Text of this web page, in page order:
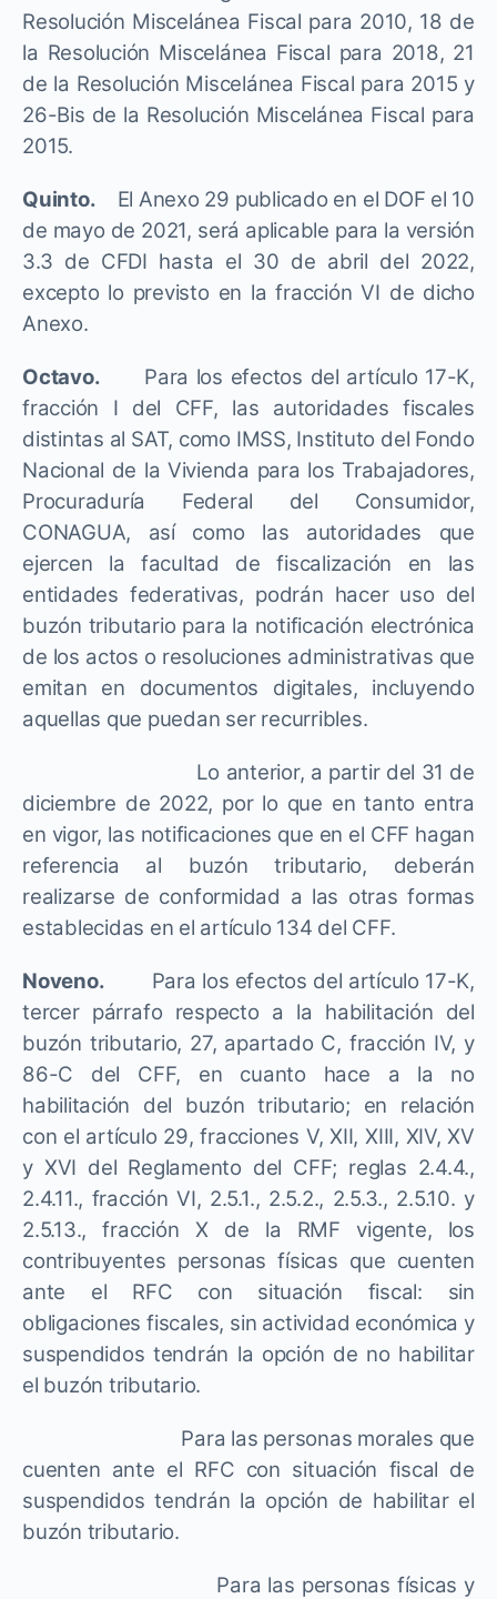
Resolución Miscelánea Fiscal para 2010, 18 de
la Resolución Miscelánea Fiscal para 2018, 21
de la Resolución Miscelánea Fiscal para 2015 y
26-Bis de la Resolución Miscelánea Fiscal para
2015.
Quinto. El Anexo 29 publicado en el DOF el 10
de mayo de 2021, será aplicable para la versión
3.3 de CFDI hasta el 30 de abril del 2022,
excepto lo previsto en la fracción VI de dicho
Anexo.
Octavo. Para los efectos del artículo 17-K,
fracción I del CFF, las autoridades fiscales
distintas al SAT, como IMSS, Instituto del Fondo
Nacional de la Vivienda para los Trabajadores,
Procuraduría Federal del Consumidor,
CONAGUA, así como las autoridades que
ejercen la facultad de fiscalización en las
entidades federativas, podrán hacer uso del
buzón tributario para la notificación electrónica
de los actos o resoluciones administrativas que
emitan en documentos digitales, incluyendo
aquellas que puedan ser recurribles.
Lo anterior, a partir del 31 de
diciembre de 2022, por lo que en tanto entra
en vigor, las notificaciones que en el CFF hagan
referencia al buzón tributario, deberán
realizarse de conformidad a las otras formas
establecidas en el artículo 134 del CFF.
Noveno. Para los efectos del artículo 17-K,
tercer párrafo respecto a la habilitación del
buzón tributario, 27, apartado C, fracción IV, y
86-C del CFF, en cuanto hace a la no
habilitación del buzón tributario; en relación
con el artículo 29, fracciones V, XII, XIII, XIV, XV
y XVI del Reglamento del CFF; reglas 2.4.4.,
2.4.11., fracción VI, 2.5.1., 2.5.2., 2.5.3., 2.5.10. y
2.5.13., fracción X de la RMF vigente, los
contribuyentes personas físicas que cuenten
ante el RFC con situación fiscal: sin
obligaciones fiscales, sin actividad económica y
suspendidos tendrán la opción de no habilitar
el buzón tributario.
Para las personas morales que
cuenten ante el RFC con situación fiscal de
suspendidos tendrán la opción de habilitar el
buzón tributario.
Para las personas físicas y